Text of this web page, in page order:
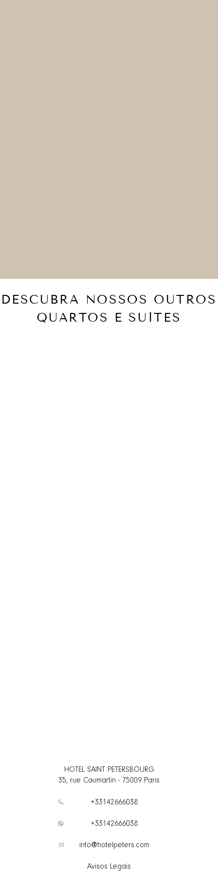
DESCUBRA NOSSOS OUTROS
QUARTOS E SUÍTES
HOTEL SAINT PETERSBOURG
35, rue Caumartin - 75009 Paris
+33142666038
+33142666038
info@hotelpeters.com
Avisos Legais